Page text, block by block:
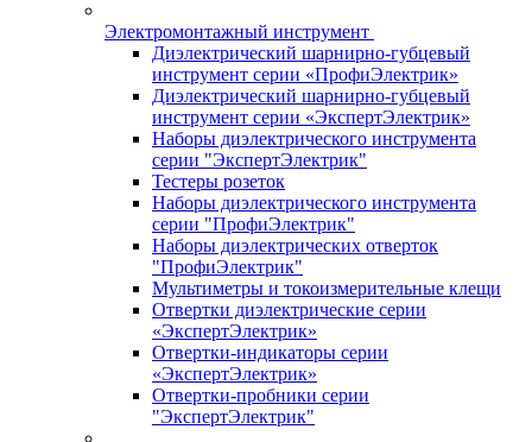
Электромонтажный инструмент
Диэлектрический шарнирно-губцевый
инструмент серии «ПрофиЭлектрик»
Диэлектрический шарнирно-губцевый
инструмент серии «ЭкспертЭлектрик»
Наборы диэлектрического инструмента
серии "ЭкспертЭлектрик"
Тестеры розеток
Наборы диэлектрического инструмента
серии "ПрофиЭлектрик"
Наборы диэлектрических отверток
"ПрофиЭлектрик"
Мультиметры и токоизмерительные клещи
Отвертки диэлектрические серии
«ЭкспертЭлектрик»
Отвертки-индикаторы серии
«ЭкспертЭлектрик»
Отвертки-пробники серии
"ЭкспертЭлектрик"